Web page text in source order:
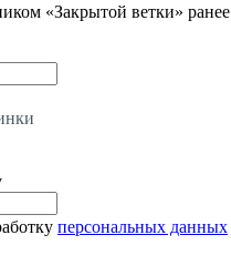
«Закрытой ветки» ранее
персональных данных